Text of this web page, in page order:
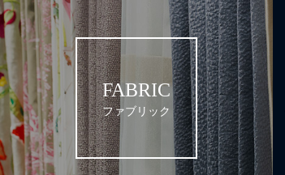
FABRIC
ファブリック